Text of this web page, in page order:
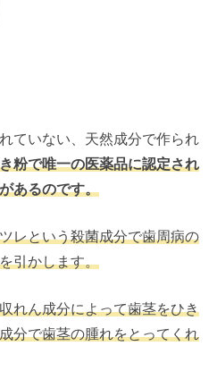
ていない、天然成分で作られ
粉で唯一の医薬品に認定され
あるのです。
レという殺菌成分で歯周病の
引かします。
れん成分によって歯茎をひき
分で歯茎の腫れをとってくれ